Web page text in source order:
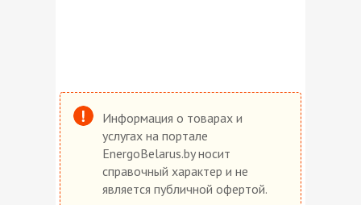
Информация о товарах и
услугах на портале
EnergoBelarus.by носит
справочный характер и не
является публичной офертой.